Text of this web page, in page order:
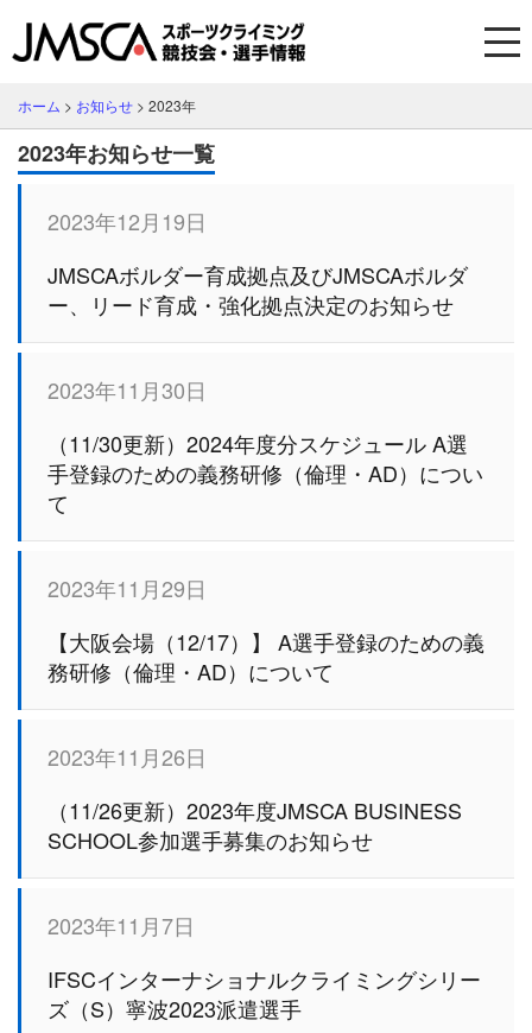
ホーム > お知らせ > 2023年
2023年お知らせ一覧
2023年12月19日
JMSCAボルダー育成拠点及びJMSCAボルダ
ー、リード育成・強化拠点決定のお知らせ
2023年11月30日
（11/30更新）2024年度分スケジュール A選
手登録のための義務研修（倫理・AD）につい
て
2023年11月29日
【大阪会場（12/17）】 A選手登録のための義
務研修（倫理・AD）について
2023年11月26日
（11/26更新）2023年度JMSCA BUSINESS
SCHOOL参加選手募集のお知らせ
2023年11月7日
IFSCインターナショナルクライミングシリー
ズ（S）寧波2023派遣選手